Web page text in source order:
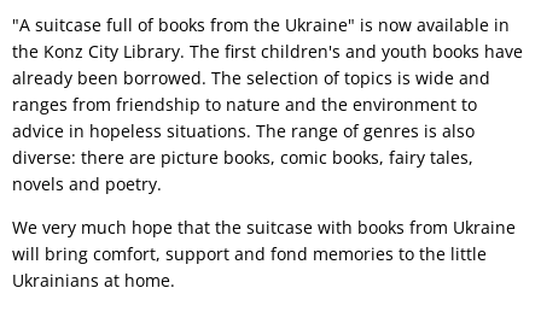
"A suitcase full of books from the Ukraine" is now available in
the Konz City Library. The first children's and youth books have
already been borrowed. The selection of topics is wide and
ranges from friendship to nature and the environment to
advice in hopeless situations. The range of genres is also
diverse: there are picture books, comic books, fairy tales,
novels and poetry.
We very much hope that the suitcase with books from Ukraine
will bring comfort, support and fond memories to the little
Ukrainians at home.